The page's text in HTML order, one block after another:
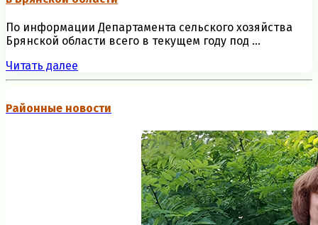
По информации Департамента сельского хозяйства
Брянской области всего в текущем году под ...
Читать далее
Районные новости